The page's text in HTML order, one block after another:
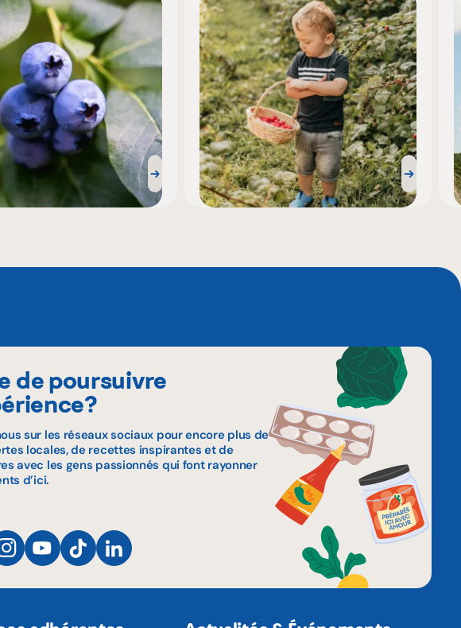
de poursuivre
sur les réseaux sociaux pour encore plus de
locales, de recettes inspirantes et de
avec les gens passionnés qui font rayonner
d’ici.